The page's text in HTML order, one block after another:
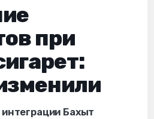
при
Бахыт